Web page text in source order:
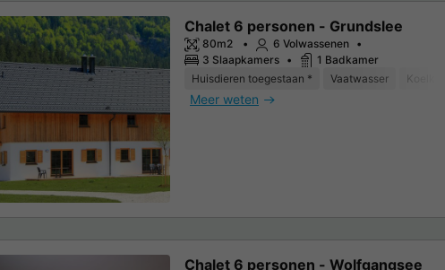
Chalet 6 personen - Grundslee
80m2
6 Volwassenen
3 Slaapkamers
1 Badkamer
Huisdieren toegestaan *
Vaatwasser Koelkast
Meer weten
Chalet 6 personen - Wolfgangsee